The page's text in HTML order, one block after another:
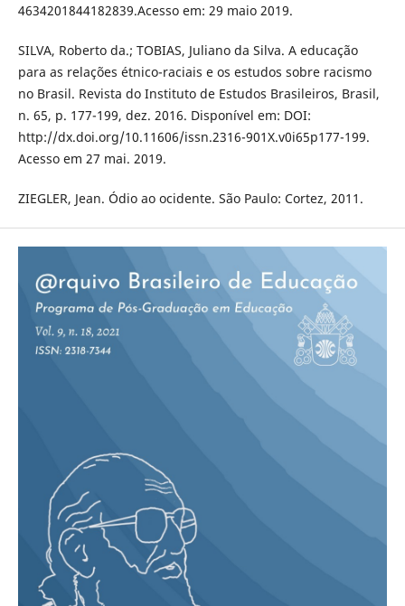
4634201844182839.Acesso em: 29 maio 2019.
SILVA, Roberto da.; TOBIAS, Juliano da Silva. A educação
para as relações étnico-raciais e os estudos sobre racismo
no Brasil. Revista do Instituto de Estudos Brasileiros, Brasil,
n. 65, p. 177-199, dez. 2016. Disponível em: DOI:
http://dx.doi.org/10.11606/issn.2316-901X.v0i65p177-199.
Acesso em 27 mai. 2019.
ZIEGLER, Jean. Ódio ao ocidente. São Paulo: Cortez, 2011.